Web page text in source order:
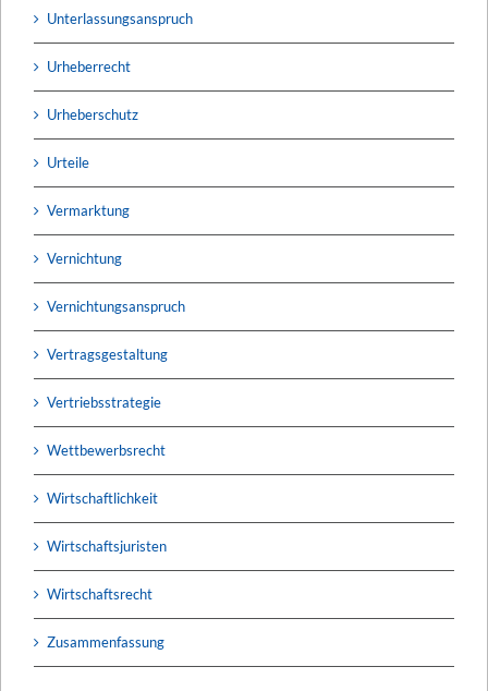
Unterlassungsanspruch
Urheberrecht
Urheberschutz
Urteile
Vermarktung
Vernichtung
Vernichtungsanspruch
Vertragsgestaltung
Vertriebsstrategie
Wettbewerbsrecht
Wirtschaftlichkeit
Wirtschaftsjuristen
Wirtschaftsrecht
Zusammenfassung